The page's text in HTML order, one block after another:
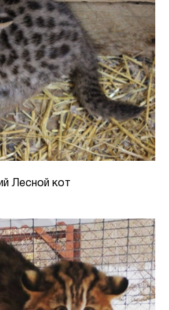
Лесной кот